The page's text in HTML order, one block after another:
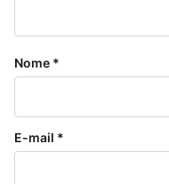
Nome *
E-mail *